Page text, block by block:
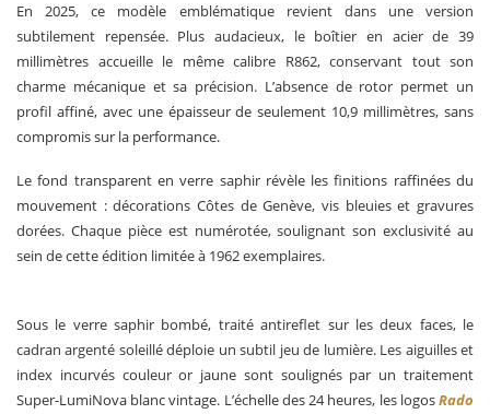
En 2025, ce modèle emblématique revient dans une version
subtilement repensée. Plus audacieux, le boîtier en acier de 39
millimètres accueille le même calibre R862, conservant tout son
charme mécanique et sa précision. L’absence de rotor permet un
profil affiné, avec une épaisseur de seulement 10,9 millimètres, sans
compromis sur la performance.
Le fond transparent en verre saphir révèle les finitions raffinées du
mouvement : décorations Côtes de Genève, vis bleuies et gravures
dorées. Chaque pièce est numérotée, soulignant son exclusivité au
sein de cette édition limitée à 1962 exemplaires.
Sous le verre saphir bombé, traité antireflet sur les deux faces, le
cadran argenté soleillé déploie un subtil jeu de lumière. Les aiguilles et
index incurvés couleur or jaune sont soulignés par un traitement
Super-LumiNova blanc vintage. L’échelle des 24 heures, les logosRado